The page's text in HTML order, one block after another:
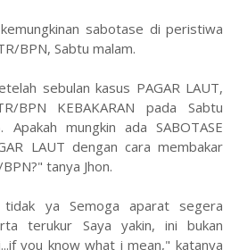
sabotase di peristiwa
BPN, Sabtu malam.
sebulan kasus PAGAR LAUT,
BPN KEBAKARAN pada Sabtu
mungkin ada SABOTASE
LAUT dengan cara membakar
tanya Jhon.
ya Semoga aparat segera
terukur Saya yakin, ini bukan
you know what i mean," katanya